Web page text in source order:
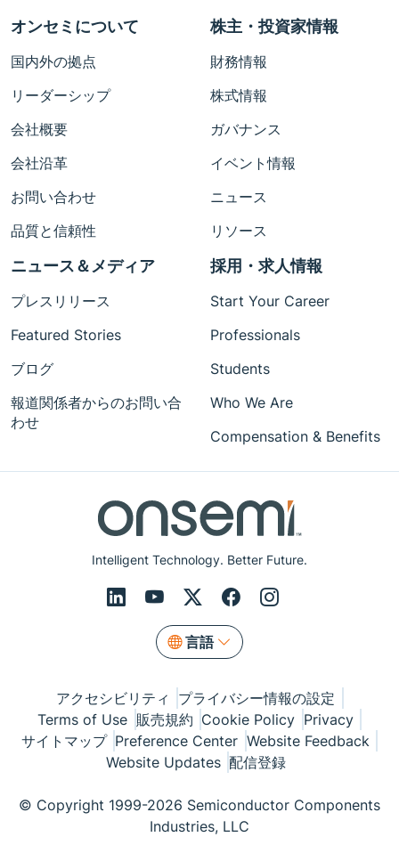
Intelligent Technology. Better Future.
言語
オンセミについて
国内外の拠点
リーダーシップ
会社概要
会社沿革
お問い合わせ
品質と信頼性
株主・投資家情報
財務情報
株式情報
ガバナンス
イベント情報
ニュース
リソース
ニュース＆メディア
プレスリリース
Featured Stories
ブログ
報道関係者からのお問い合
わせ
採用・求人情報
Start Your Career
Professionals
Students
Who We Are
Compensation & Benefits
アクセシビリティ
プライバシー情報の設定
Terms of Use 販売規約 Cookie Policy Privacy
サイトマップ Preference Center Website Feedback
Website Updates 配信登録
© Copyright 1999-2026 Semiconductor Components
Industries, LLC